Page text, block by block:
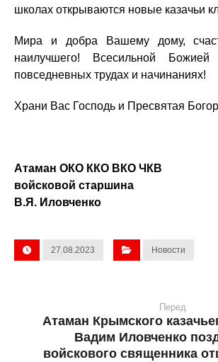
школах открываются новые казачьи
Мира и добра Вашему дому,
наилучшего! Всесильной
повседневных трудах и начинаниях!
Храни Вас Господь и Пресвятая
Атаман ОКО ККО ВКО ЧКВ
войсковой старшина
В.Я. Иловченко
27.08.2023 Новости
Перед
Атаман Крымского
Вадим Иловченко
войскового священника